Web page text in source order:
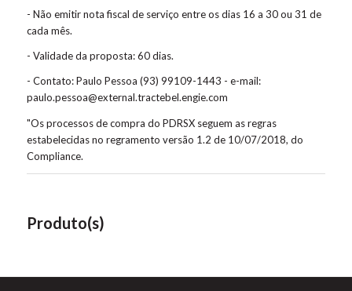
- Não emitir nota fiscal de serviço entre os dias 16 a 30 ou 31 de
cada mês.
- Validade da proposta: 60 dias.
- Contato: Paulo Pessoa (93) 99109-1443 - e-mail:
paulo.pessoa@external.tractebel.engie.com
"Os processos de compra do PDRSX seguem as regras
estabelecidas no regramento versão 1.2 de 10/07/2018, do
Compliance.
Produto(s)